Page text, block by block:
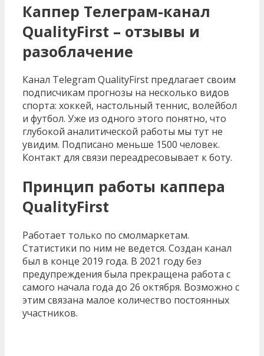
Каппер Телеграм-канал
QualityFirst – отзывы и
разоблачение
Канал Telegram QualityFirst предлагает своим
подписчикам прогнозы на несколько видов
спорта: хоккей, настольный теннис, волейбол
и футбол. Уже из одного этого понятно, что
глубокой аналитической работы мы тут не
увидим. Подписано меньше 1500 человек.
Контакт для связи переадресовывает к боту.
Принцип работы каппера
QualityFirst
Работает только по смолмаркетам.
Статистики по ним не ведется. Создан канал
был в конце 2019 года. В 2021 году без
предупреждения была прекращена работа с
самого начала года до 26 октября. Возможно с
этим связана малое количество постоянных
участников.